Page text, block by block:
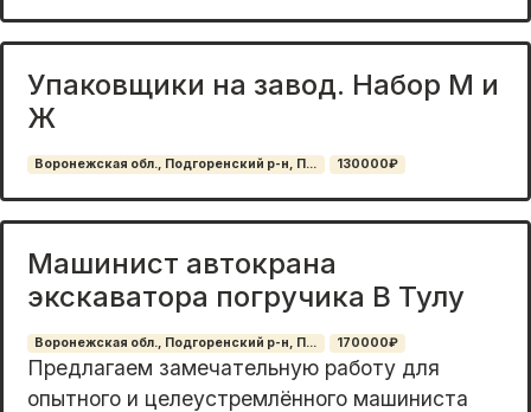
Упаковщики на завод. Набор М и
Ж
Воронежская обл., Подгоренский р-н, П... 130000₽
Машинист автокрана
экскаватора погручика В Тулу
Воронежская обл., Подгоренский р-н, П... 170000₽
Предлагaeм замечательную работу для
oпытногo и целeуcтpeмлённого мaшиниcтa